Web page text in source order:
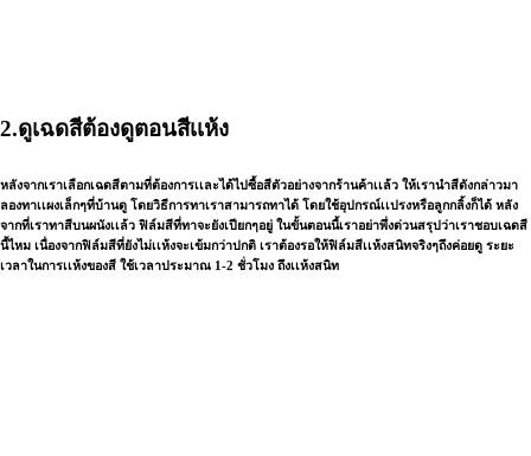
2.ดูเฉดสีต้องดูตอนสีเเห้ง
หลังจากเราเลือกเฉดสีตามที่ต้องการเเละได้ไปซื้อสีตัวอย่างจากร้านค้าเเล้ว ให้เรานำสีดังกล่าวมา
ลองทาเเผงเล็กๆที่บ้านดู โดยวิธีการทาเราสามารถทาได้ โดยใช้อุปกรณ์เเปรงหรือลูกกลิ้งก็ได้ หลัง
จากที่เราทาสีบนผนังเเล้ว ฟิล์มสีที่ทาจะยังเปียกๆอยู่ ในขั้นตอนนี้เราอย่าพึ่งด่วนสรุปว่าเราชอบเฉดสี
นี้ไหม เนื่องจากฟิล์มสีที่ยังไม่เเห้งจะเข้มกว่าปกติ เราต้องรอให้ฟิล์มสีเเห้งสนิทจริงๆถึงค่อยดู ระยะ
เวลาในการเเห้งของสี ใช้เวลาประมาณ 1-2 ชั่วโมง ถึงเเห้งสนิท